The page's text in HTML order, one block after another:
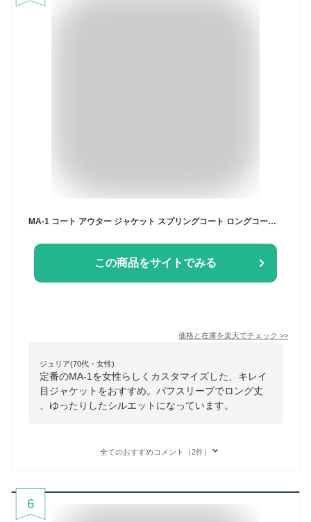
MA-1 コート アウター ジャケット スプリングコート ロングコート レディース ロング 大きいサイズ 軽量 冬 秋 暖かい ショート ダウンベスト 秋服 ロング丈 オールコート ノーカラー ブランド パフスリーブ 体型カバー 細見せ 大人 きれいめ 無地
この商品をサイトでみる
価格と在庫を楽天でチェック >>
ジュリア(70代・女性)
定番のMA-1を女性らしくカスタマイズした、キレイ
目ジャケットをおすすめ。パフスリーブでロング丈
、ゆったりしたシルエットになっています。
全てのおすすめコメント（2件）
6